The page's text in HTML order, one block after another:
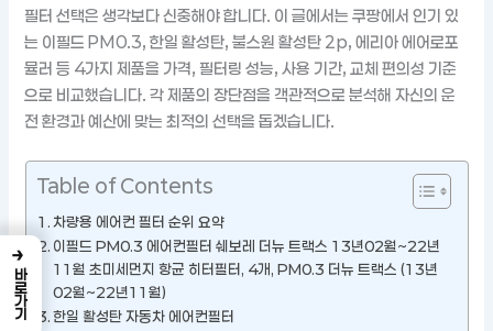
필터 선택은 생각보다 신중해야 합니다. 이 글에서는 쿠팡에서 인기 있
는 이필드 PM0.3, 한일 활성탄, 불스원 활성탄 2p, 에리아 에어로포
뮬러 등 4가지 제품을 가격, 필터링 성능, 사용 기간, 교체 편의성 기준
으로 비교했습니다. 각 제품의 장단점을 객관적으로 분석해 자신의 운
전 환경과 예산에 맞는 최적의 선택을 돕겠습니다.
Table of Contents
차량용 에어컨 필터 순위 요약
이필드 PM0.3 에어컨필터 쉐보레 더뉴 트랙스 13년02월~22년
11월 초미세먼지 항균 히터필터, 4개, PM0.3 더뉴 트랙스 (13년
02월~22년11월)
한일 활성탄 자동차 에어컨필터
→
바로가기